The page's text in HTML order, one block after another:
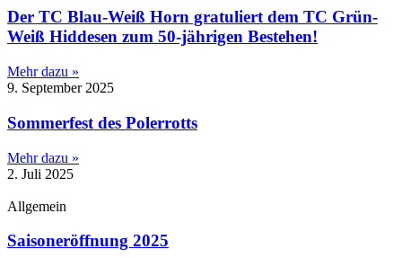
Der TC Blau-Weiß Horn gratuliert dem TC Grün-
Weiß Hiddesen zum 50-jährigen Bestehen!
Mehr dazu »
9. September 2025
Sommerfest des Polerrotts
Mehr dazu »
2. Juli 2025
Allgemein
Saisoneröffnung 2025